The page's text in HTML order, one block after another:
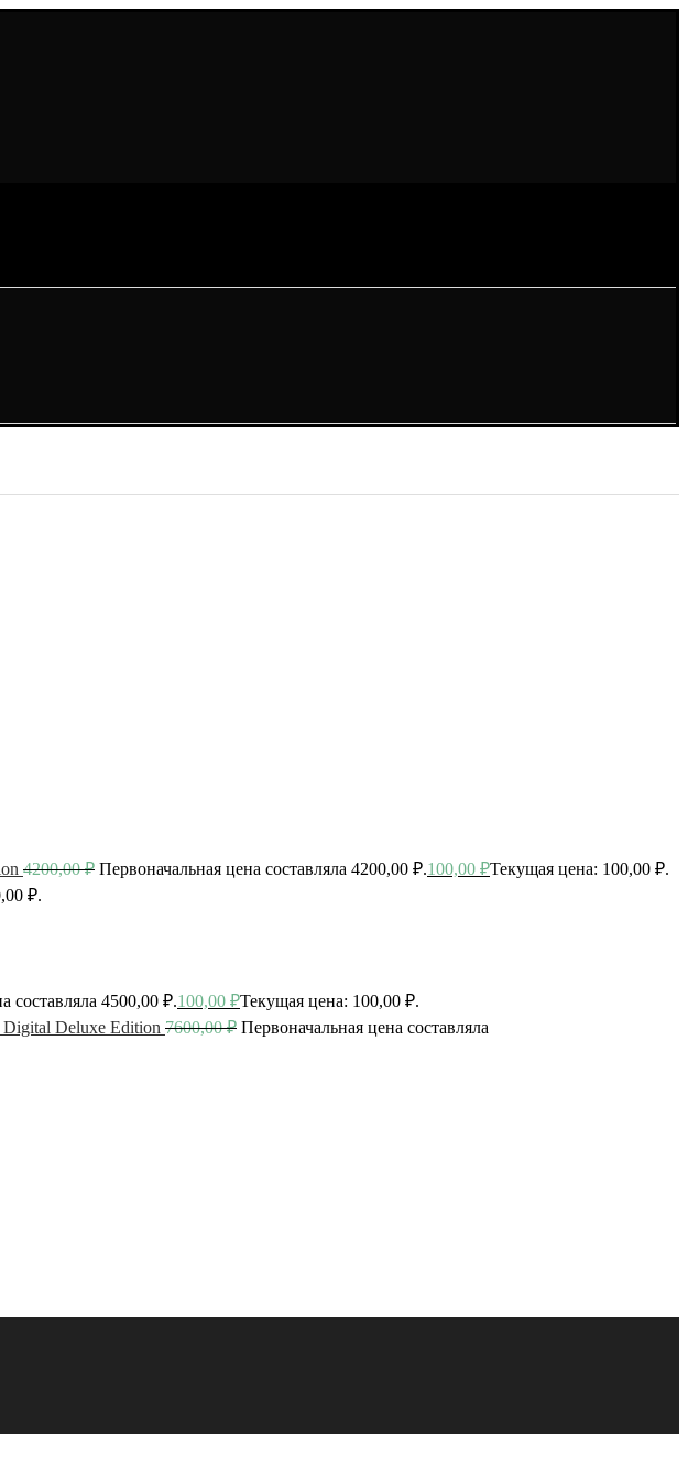
4200,00₽ Первоначальная цена составляла 4200,00 ₽.100,00 ₽Текущая цена: 100,00 ₽.
₽.
составляла 4500,00 ₽.100,00 ₽Текущая цена: 100,00 ₽.
Deluxe Edition 7600,00₽ Первоначальная цена составляла